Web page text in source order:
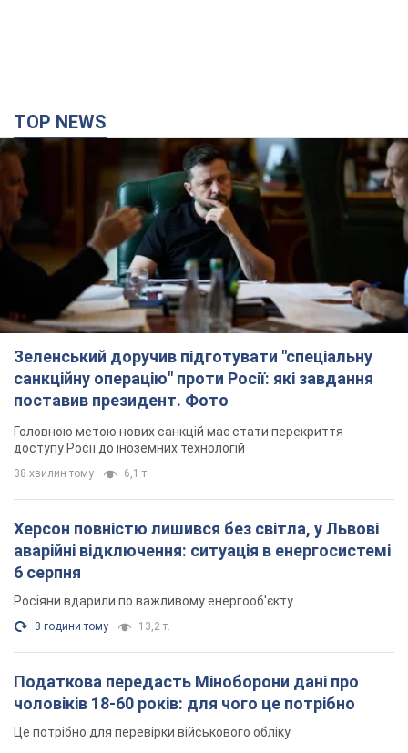
TOP NEWS
Зеленський доручив підготувати "спеціальну
санкційну операцію" проти Росії: які завдання
поставив президент. Фото
Головною метою нових санкцій має стати перекриття
доступу Росії до іноземних технологій
38 хвилин тому 6,1 т.
Херсон повністю лишився без світла, у Львові
аварійні відключення: ситуація в енергосистемі
6 серпня
Росіяни вдарили по важливому енергооб'єкту
3 години тому 13,2 т.
Податкова передасть Міноборони дані про
чоловіків 18-60 років: для чого це потрібно
Це потрібно для перевірки військового обліку